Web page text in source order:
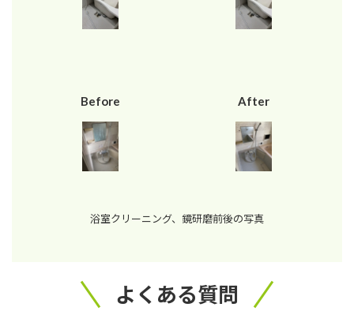
Before After
浴室クリーニング、鏡研磨前後の写真
よくある質問